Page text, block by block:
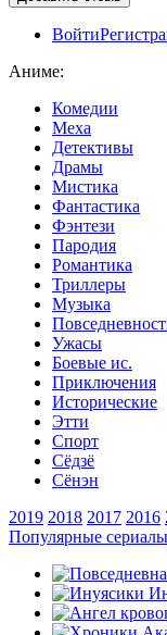
Войти
Аниме:
Комедии
Меха
Детективы
Драмы
Мистика
Фантастика
Фэнтези
Пародия
Романтика
Триллеры
Музыка
Ужасы
Боевые ис.
Приключения
Исторические
Этти
Спорт
Сёдзё
Сёнэн
2019 2018 2017 2016
Популярные сериалы